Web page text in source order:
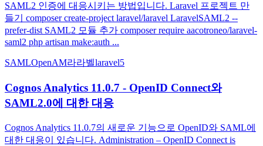
SAML2 인증에 대응시키는 방법입니다. Laravel 프로젝트 만
들기 composer create-project laravel/laravel LaravelSAML2 --
prefer-dist SAML2 모듈 추가 composer require aacotroneo/laravel-
saml2 php artisan make:auth ...
SAMLOpenAM라라벨laravel5
Cognos Analytics 11.0.7 - OpenID Connect와
SAML2.0에 대한 대응
Cognos Analytics 11.0.7의 새로운 기능으로 OpenID와 SAML에
대한 대응이 있습니다. Administration – OpenID Connect is